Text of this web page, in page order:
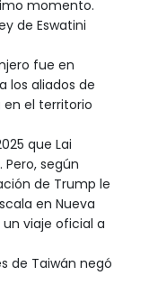
momento.
de Eswatini
fue en
los aliados de
en el territorio
que Lai
según
de Trump le
en Nueva
viaje oficial a
de Taiwán negó